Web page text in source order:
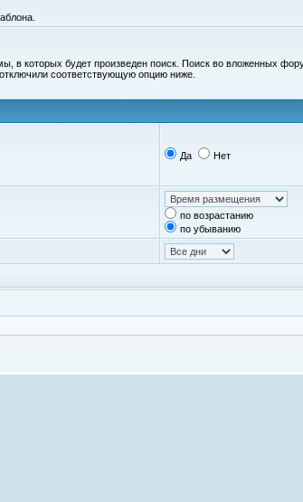
в которых будет произведен поиск. Поиск во вложенных
соответствующую опцию ниже.
Да Нет
по возрастанию
по убыванию